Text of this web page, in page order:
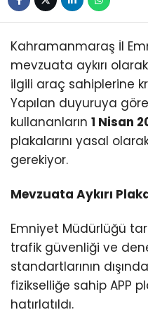
Kahramanmaraş İl
mevzuata aykırı
ilgili araç sahiplerine
Yapılan duyuruya
kullananların 1 Nisan
plakalarını yasal
gerekiyor.
Mevzuata Aykırı
Emniyet Müdürlüğü
trafik güvenliği ve
standartlarının
fizikselliğe sahip APP
hatırlatıldı.